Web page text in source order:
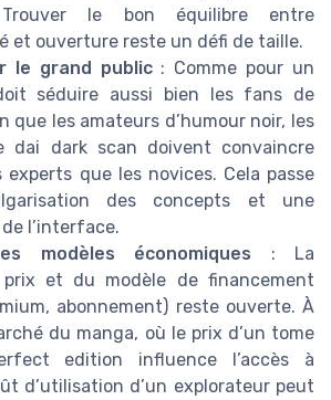
Trouver le bon équilibre entre
et ouverture reste un défi de taille.
le grand public: Comme pour un
séduire aussi bien les fans de
que les amateurs d’humour noir, les
dai dark scan doivent convaincre
experts que les novices. Cela passe
des concepts et une
l’interface.
modèles économiques : La
et du modèle de financement
abonnement) reste ouverte. À
du manga, où le prix d’un tome
edition influence l’accès à
d’utilisation d’un explorateur peut